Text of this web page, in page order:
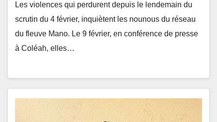
Les violences qui perdurent depuis le lendemain du
scrutin du 4 février, inquiètent les nounous du réseau
du fleuve Mano. Le 9 février, en conférence de presse
à Coléah, elles…